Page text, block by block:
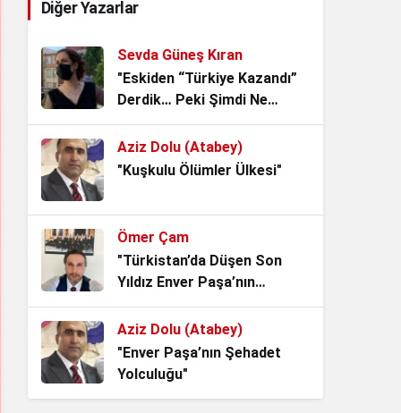
Adını Taşımak mı, Ruhunu
Noter Çilesi, Makamı alan
kendisini Hukukun Üstünde
Vesayetin Kurumsallaşması
Denize hakim olan,
istikbaline hakim olur!
Zamanı Aşan Bir Yemin:
Kerbela’dan Bugüne Adalet
Diğer Yazarlar
Sevda Güneş Kıran
"Eskiden “Türkiye Kazandı”
Derdik… Peki Şimdi Ne
Oldu?"
Aziz Dolu (Atabey)
"Kuşkulu Ölümler Ülkesi"
Ömer Çam
"Türkistan’da Düşen Son
Yıldız Enver Paşa’nın
Ardından Bir Asrı Aşan
Sessizlik"
Aziz Dolu (Atabey)
"Enver Paşa’nın Şehadet
Yolculuğu"